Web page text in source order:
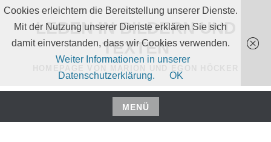
Zum
Inhalt
springen
LEBEN IN BILDERN UND
TEXTEN
MENÜ
Zum
Cookies erleichtern die Bereitstellung unserer Dienste.
Mit der Nutzung unserer Dienste erklären Sie sich
damit einverstanden, dass wir Cookies verwenden.
Weiter Informationen in unserer
Datenschutzerklärung.
OK